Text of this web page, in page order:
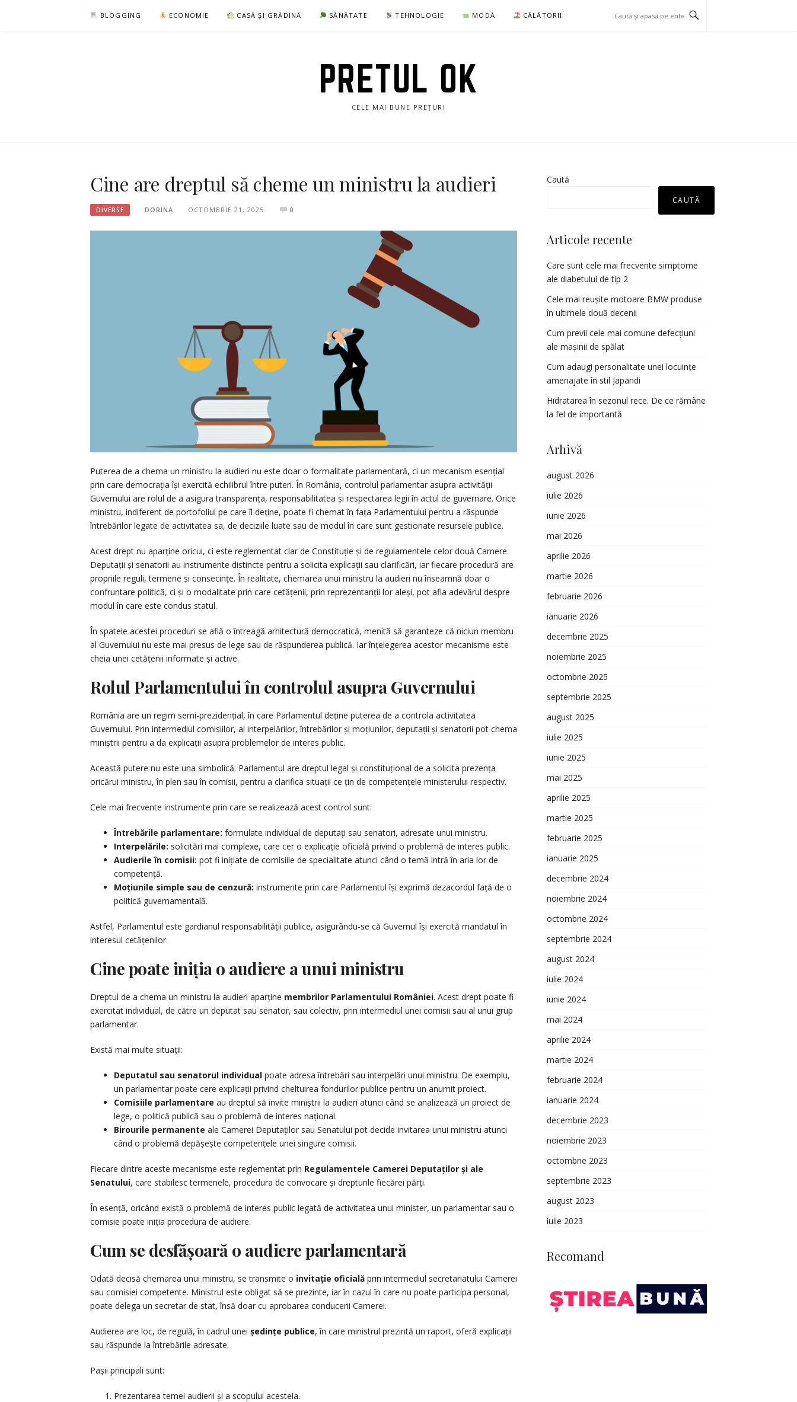
BLOGGING ECONOMIE CASĂ ȘI GRĂDINĂ SĂNĂTATE TEHNOLOGIE MODĂ CĂLĂTORII
PRETUL OK
CELE MAI BUNE PREȚURI
Cine are dreptul să cheme un ministru la audieri
DIVERSE DORINA OCTOMBRIE 21, 2025 0
Puterea de a chema un ministru la audieri nu este doar o formalitate parlamentară, ci un mecanism esențial
prin care democrația își exercită echilibrul între puteri. În România, controlul parlamentar asupra activității
Guvernului are rolul de a asigura transparența, responsabilitatea și respectarea legii în actul de guvernare. Orice
ministru, indiferent de portofoliul pe care îl deține, poate fi chemat în fața Parlamentului pentru a răspunde
întrebărilor legate de activitatea sa, de deciziile luate sau de modul în care sunt gestionate resursele publice.
Acest drept nu aparține oricui, ci este reglementat clar de Constituție și de regulamentele celor două Camere.
Deputații și senatorii au instrumente distincte pentru a solicita explicații sau clarificări, iar fiecare procedură are
propriile reguli, termene și consecințe. În realitate, chemarea unui ministru la audieri nu înseamnă doar o
confruntare politică, ci și o modalitate prin care cetățenii, prin reprezentanții lor aleși, pot afla adevărul despre
modul în care este condus statul.
În spatele acestei proceduri se află o întreagă arhitectură democratică, menită să garanteze că niciun membru
al Guvernului nu este mai presus de lege sau de răspunderea publică. Iar înțelegerea acestor mecanisme este
cheia unei cetățenii informate și active.
Rolul Parlamentului în controlul asupra Guvernului
România are un regim semi-prezidențial, în care Parlamentul deține puterea de a controla activitatea
Guvernului. Prin intermediul comisiilor, al interpelărilor, întrebărilor și moțiunilor, deputații și senatorii pot chema
miniștrii pentru a da explicații asupra problemelor de interes public.
Această putere nu este una simbolică. Parlamentul are dreptul legal și constituțional de a solicita prezența
oricărui ministru, în plen sau în comisii, pentru a clarifica situații ce țin de competențele ministerului respectiv.
Cele mai frecvente instrumente prin care se realizează acest control sunt:
Întrebările parlamentare: formulate individual de deputați sau senatori, adresate unui ministru.
Interpelările: solicitări mai complexe, care cer o explicație oficială privind o problemă de interes public.
Audierile în comisii: pot fi inițiate de comisiile de specialitate atunci când o temă intră în aria lor de
competență.
Moțiunile simple sau de cenzură: instrumente prin care Parlamentul își exprimă dezacordul față de o
politică guvernamentală.
Astfel, Parlamentul este gardianul responsabilității publice, asigurându-se că Guvernul își exercită mandatul în
interesul cetățenilor.
Cine poate iniția o audiere a unui ministru
Dreptul de a chema un ministru la audieri aparține membrilor Parlamentului României. Acest drept poate fi
exercitat individual, de către un deputat sau senator, sau colectiv, prin intermediul unei comisii sau al unui grup
parlamentar.
Există mai multe situații:
Deputatul sau senatorul individual poate adresa întrebări sau interpelări unui ministru. De exemplu,
un parlamentar poate cere explicații privind cheltuirea fondurilor publice pentru un anumit proiect.
Comisiile parlamentare au dreptul să invite miniștrii la audieri atunci când se analizează un proiect de
lege, o politică publică sau o problemă de interes național.
Birourile permanente ale Camerei Deputaților sau Senatului pot decide invitarea unui ministru atunci
când o problemă depășește competențele unei singure comisii.
Fiecare dintre aceste mecanisme este reglementat prin Regulamentele Camerei Deputaților și ale
Senatului, care stabilesc termenele, procedura de convocare și drepturile fiecărei părți.
În esență, oricând există o problemă de interes public legată de activitatea unui minister, un parlamentar sau o
comisie poate iniția procedura de audiere.
Cum se desfășoară o audiere parlamentară
Odată decisă chemarea unui ministru, se transmite o invitație oficială prin intermediul secretariatului Camerei
sau comisiei competente. Ministrul este obligat să se prezinte, iar în cazul în care nu poate participa personal,
poate delega un secretar de stat, însă doar cu aprobarea conducerii Camerei.
Audierea are loc, de regulă, în cadrul unei ședințe publice, în care ministrul prezintă un raport, oferă explicații
sau răspunde la întrebările adresate.
Pașii principali sunt:
Prezentarea temei audierii și a scopului acesteia.
Caută
CAUTĂ
Articole recente
Care sunt cele mai frecvente simptome
ale diabetului de tip 2
Cele mai reușite motoare BMW produse
în ultimele două decenii
Cum previi cele mai comune defecțiuni
ale mașinii de spălat
Cum adaugi personalitate unei locuințe
amenajate în stil Japandi
Hidratarea în sezonul rece. De ce rămâne
la fel de importantă
Arhivă
august 2026
iulie 2026
iunie 2026
mai 2026
aprilie 2026
martie 2026
februarie 2026
ianuarie 2026
decembrie 2025
noiembrie 2025
octombrie 2025
septembrie 2025
august 2025
iulie 2025
iunie 2025
mai 2025
aprilie 2025
martie 2025
februarie 2025
ianuarie 2025
decembrie 2024
noiembrie 2024
octombrie 2024
septembrie 2024
august 2024
iulie 2024
iunie 2024
mai 2024
aprilie 2024
martie 2024
februarie 2024
ianuarie 2024
decembrie 2023
noiembrie 2023
octombrie 2023
septembrie 2023
august 2023
iulie 2023
Recomand